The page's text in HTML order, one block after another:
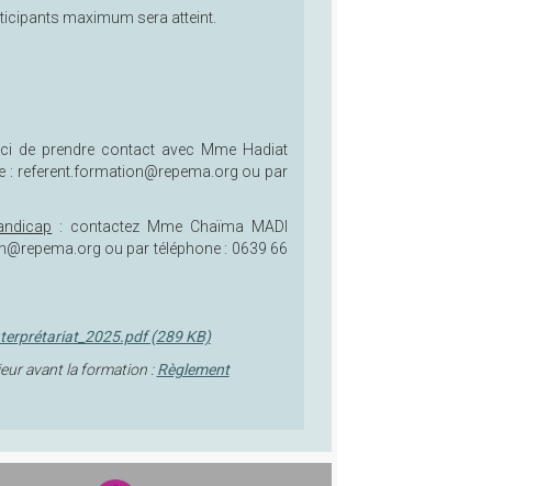
maximum sera atteint.
de prendre contact avec Mme Hadiat
: referent.formation@repema.org ou par
: contactez Mme Chaïma MADI
ou par téléphone : 0639 66
(289 KB)
avant la formation :Règlement